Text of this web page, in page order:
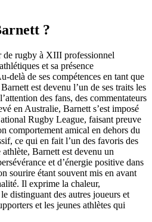
?
rugby à XIII professionnel
et sa présence
delà de ses compétences en tant que
est devenu l’un de ses traits les
des fans, des commentateurs
en Australie, Barnett s’est imposé
Rugby League, faisant preuve
comportement amical en dehors du
ce qui en fait l’un des favoris des
Barnett est devenu un
et d’énergie positive dans
sourire étant souvent mis en avant
Il exprime la chaleur,
distinguant des autres joueurs et
et les jeunes athlètes qui